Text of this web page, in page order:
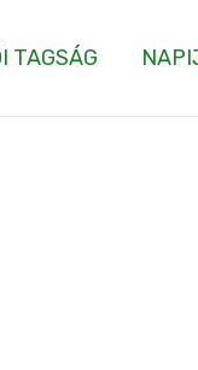
TAGSÁG